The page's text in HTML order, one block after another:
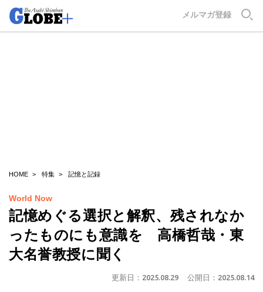
メルマガ登録
HOME 特集 記憶と記録
World Now
記憶めぐる選択と解釈、残されなか
ったものにも意識を 高橋哲哉・東
大名誉教授に聞く
更新日： 2025.08.29 公開日： 2025.08.14